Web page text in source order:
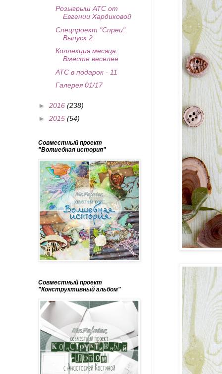
Розыгрыш АТС от
Евгении Хардиковой
Спецпроект "Спреи".
Выпуск 2
Коллекция месяца:
Вместе веселее
АТС в подарок - 11
Галерея 01/17
► 2016 (238)
► 2015 (54)
Совместный проект
"Волшебная история"
Совместный проект
"Конструктивный альбом"